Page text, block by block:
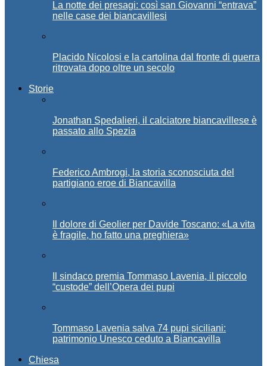
La notte dei presagi: così san Giovanni “entrava”
nelle case dei biancavillesi
Placido Nicolosi e la cartolina dal fronte di guerra
ritrovata dopo oltre un secolo
Storie
Jonathan Spedalieri, il calciatore biancavillese è
passato allo Spezia
Federico Ambrogi, la storia sconosciuta del
partigiano eroe di Biancavilla
Il dolore di Geolier per Davide Toscano: «La vita
è fragile, ho fatto una preghiera»
Il sindaco premia Tommaso Lavenia, il piccolo
“custode” dell’Opera dei pupi
Tommaso Lavenia salva 74 pupi siciliani:
patrimonio Unesco ceduto a Biancavilla
Chiesa